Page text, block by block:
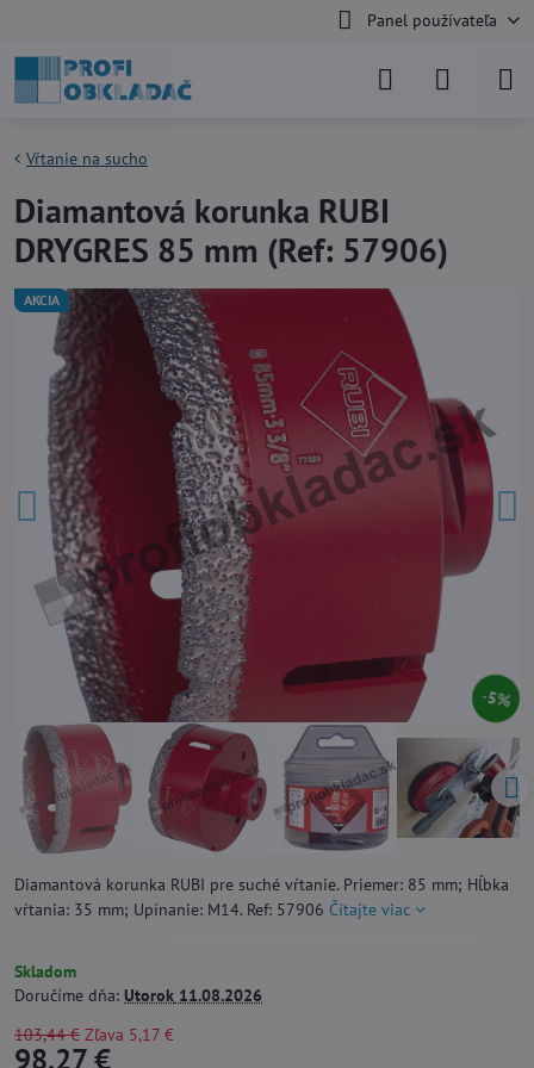
Panel používateľa
AKCIA
5%
Vŕtanie na sucho
Diamantová korunka RUBI
DRYGRES 85 mm (Ref: 57906)
Diamantová korunka RUBI pre suché vŕtanie. Priemer: 85 mm; Hĺbka
vŕtania: 35 mm; Upínanie: M14. Ref: 57906 Čítajte viac
Skladom
Doručíme dňa: Utorok 11.08.2026
103,44 € Zľava 5,17 €
98,27 €